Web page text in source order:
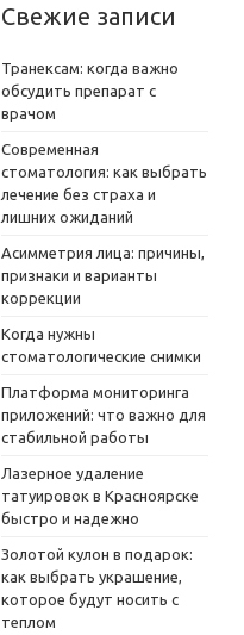
Свежие записи
Транексам: когда важно
обсудить препарат с
врачом
Современная
стоматология: как выбрать
лечение без страха и
лишних ожиданий
Асимметрия лица: причины,
признаки и варианты
коррекции
Когда нужны
стоматологические снимки
Платформа мониторинга
приложений: что важно для
стабильной работы
Лазерное удаление
татуировок в Красноярске
быстро и надежно
Золотой кулон в подарок:
как выбрать украшение,
которое будут носить с
теплом